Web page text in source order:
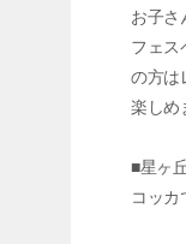
お子さ
フェス
の方は
楽しめ
■星ヶ
コッ